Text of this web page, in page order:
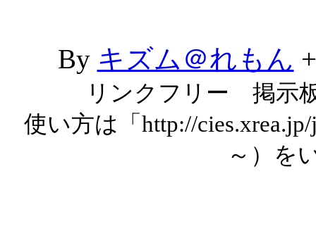
By キズム＠れもん
リンクフリー 掲示
使い方は「http://
～）を